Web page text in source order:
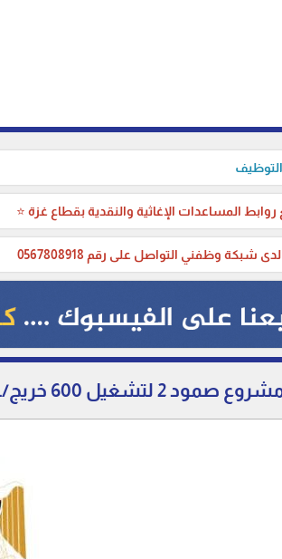
التوظيف
المساعدات الإغاثية والنقدية بقطاع غزة ⭐
شبكة وظفني التواصل على رقم 0567808918
لتشغيل 600 خريج/ــة